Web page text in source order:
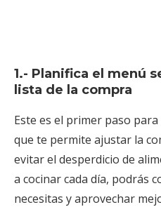
1.- Planifica el menú
lista de la compra
Este es el primer paso
que te permite ajustar la
evitar el desperdicio de
a cocinar cada día, podrás
necesitas y aprovechar